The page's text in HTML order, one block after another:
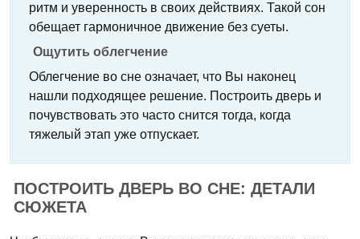
ритм и уверенность в своих действиях. Такой сон
обещает гармоничное движение без суеты.
Ощутить облегчение
Облегчение во сне означает, что Вы наконец
нашли подходящее решение. Построить дверь и
почувствовать это часто снится тогда, когда
тяжелый этап уже отпускает.
ПОСТРОИТЬ ДВЕРЬ ВО СНЕ: ДЕТАЛИ
СЮЖЕТА